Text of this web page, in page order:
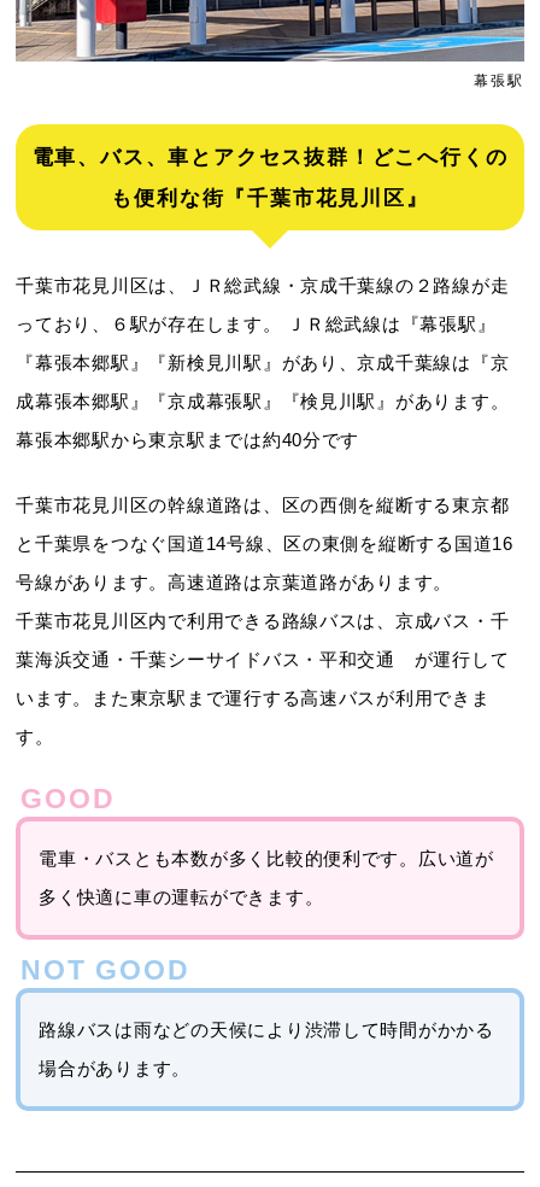
幕張駅
電車、バス、車とアクセス抜群！どこへ行くの
も便利な街『千葉市花見川区』
千葉市花見川区は、ＪＲ総武線・京成千葉線の２路線が走
っており、６駅が存在します。 ＪＲ総武線は『幕張駅』
『幕張本郷駅』『新検見川駅』があり、京成千葉線は『京
成幕張本郷駅』『京成幕張駅』『検見川駅』があります。
幕張本郷駅から東京駅までは約40分です
千葉市花見川区の幹線道路は、区の西側を縦断する東京都
と千葉県をつなぐ国道14号線、区の東側を縦断する国道16
号線があります。高速道路は京葉道路があります。
千葉市花見川区内で利用できる路線バスは、京成バス・千
葉海浜交通・千葉シーサイドバス・平和交通 が運行して
います。また東京駅まで運行する高速バスが利用できま
す。
電車・バスとも本数が多く比較的便利です。広い道が
多く快適に車の運転ができます。
路線バスは雨などの天候により渋滞して時間がかかる
場合があります。